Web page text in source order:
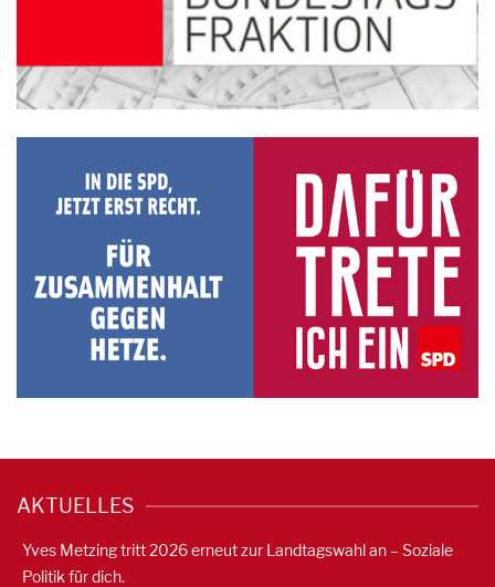
AKTUELLES
Yves Metzing tritt 2026 erneut zur Landtagswahl an – Soziale
Politik für dich.